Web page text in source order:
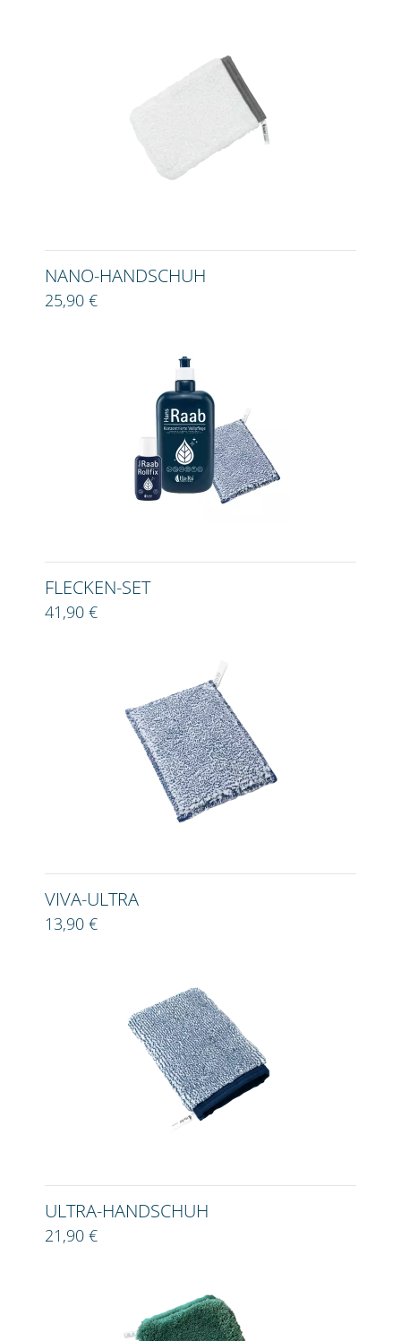
NANO-HANDSCHUH
25,90 €
FLECKEN-SET
41,90 €
VIVA-ULTRA
13,90 €
ULTRA-HANDSCHUH
21,90 €